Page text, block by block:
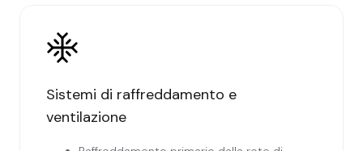
Sistemi di raffreddamento e
ventilazione